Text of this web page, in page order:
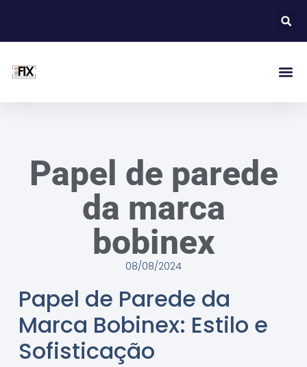
Papel de parede
da marca
bobinex
08/08/2024
Papel de Parede da
Marca Bobinex: Estilo e
Sofisticação